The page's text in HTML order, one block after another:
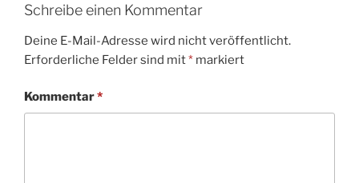
Schreibe einen Kommentar
Deine E-Mail-Adresse wird nicht veröffentlicht.
Erforderliche Felder sind mit* markiert
Kommentar*